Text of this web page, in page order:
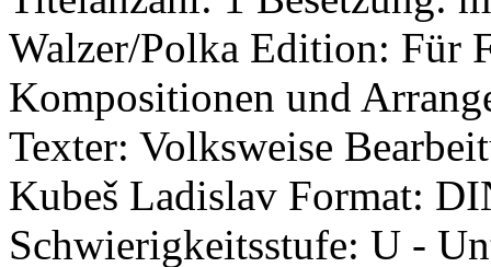
Walzer/Polka Edition: Für
Kompositionen und
Texter: Volksweise
Kubeš Ladislav Format:
Schwierigkeitsstufe: U -